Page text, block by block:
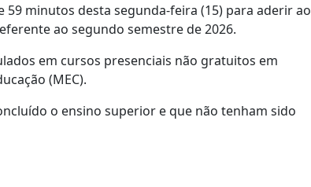
minutos desta segunda-feira (15) para aderir ao
ao segundo semestre de 2026.
em cursos presenciais não gratuitos em
(MEC).
o ensino superior e que não tenham sido